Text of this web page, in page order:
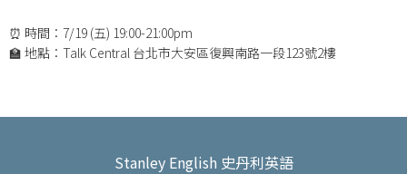
⏰ 時間：7/19 (五) 19:00-21:00pm
🏫 地點：Talk Central 台北市大安區復興南路一段123號2樓
Stanley English 史丹利英語